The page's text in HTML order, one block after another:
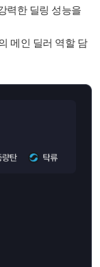
력한 딜링 성능을
메인 딜러 역할 담